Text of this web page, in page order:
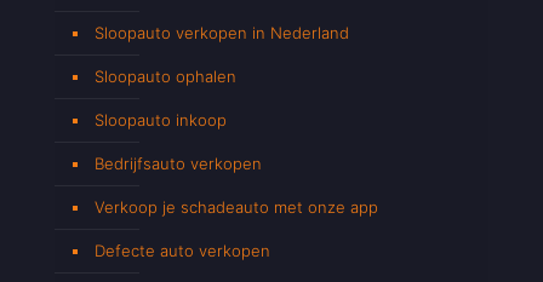
Sloopauto verkopen in Nederland
Sloopauto ophalen
Sloopauto inkoop
Bedrijfsauto verkopen
Verkoop je schadeauto met onze app
Defecte auto verkopen